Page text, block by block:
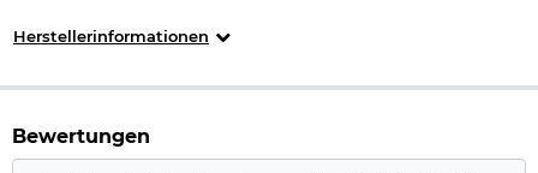
Herstellerinformationen
Bewertungen